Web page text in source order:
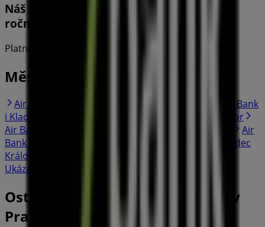
Náš termínovaný vklad drží úrok na 3,7%
ročně
Platnost do 10. 8.
Města s obchody Air Bank
Air Bank i Brandýs nad Labem-Stará Boleslav
Air Bank
i Kladno
Air Bank i Tábor
Air Bank i Teplice
Air
Bank i Liberec
Air Bank i Hradec
Králové
Ukázat více měst
Ostatní podniky Banky a Služeb v
Praha